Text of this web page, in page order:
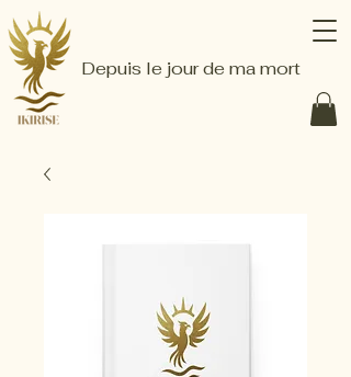
Depuis le jour de ma mort